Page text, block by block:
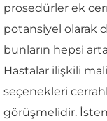
prosedürler ek
potansiyel olarak
bunların hepsi
Hastalar ilişkili
seçenekleri
görüşmelidir.